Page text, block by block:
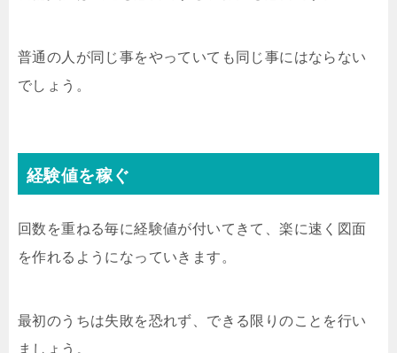
普通の人が同じ事をやっていても同じ事にはならない
でしょう。
経験値を稼ぐ
回数を重ねる毎に経験値が付いてきて、楽に速く図面
を作れるようになっていきます。
最初のうちは失敗を恐れず、できる限りのことを行い
ましょう。